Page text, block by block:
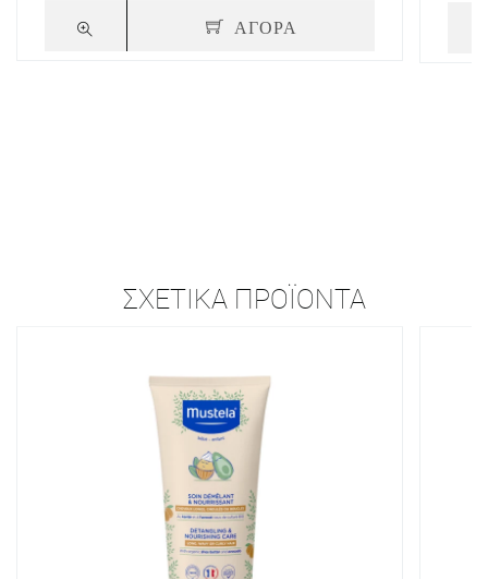
ΑΓΟΡΑ
ΣΧΕΤΙΚΆ ΠΡΟΪΌΝΤΑ